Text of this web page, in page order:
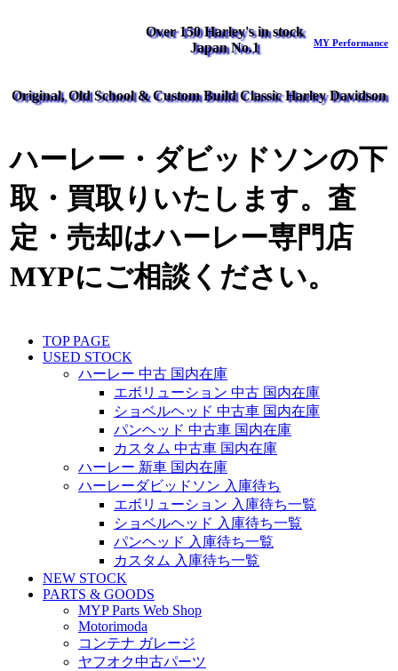
Over 150 Harley's in stock
Japan No.1
MY Performance
Original, Old School & Custom Build Classic Harley Davidson
ハーレー・ダビッドソンの下
取・買取りいたします。査
定・売却はハーレー専門店
MYPにご相談ください。
TOP PAGE
USED STOCK
ハーレー 中古 国内在庫
エボリューション 中古 国内在庫
ショベルヘッド 中古車 国内在庫
パンヘッド 中古車 国内在庫
カスタム 中古車 国内在庫
ハーレー 新車 国内在庫
ハーレーダビッドソン 入庫待ち
エボリューション 入庫待ち一覧
ショベルヘッド 入庫待ち一覧
パンヘッド 入庫待ち一覧
カスタム 入庫待ち一覧
NEW STOCK
PARTS & GOODS
MYP Parts Web Shop
Motorimoda
コンテナ ガレージ
ヤフオク中古パーツ